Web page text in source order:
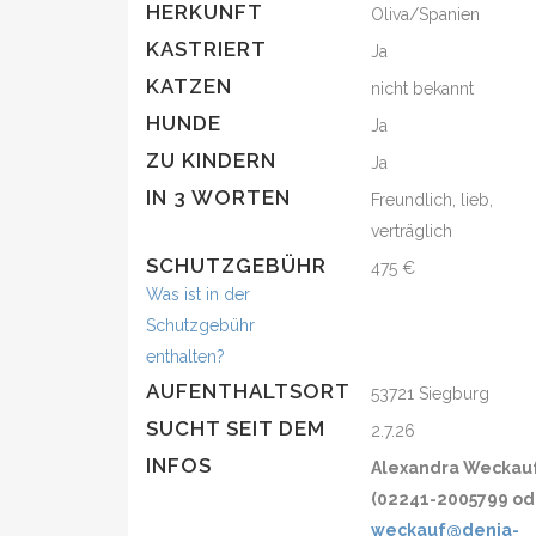
HERKUNFT Oliva/Spanien
KASTRIERT Ja
KATZEN nicht bekannt
HUNDE Ja
ZU KINDERN Ja
IN 3 WORTEN
Freundlich, lieb,
verträglich
SCHUTZGEBÜHR
Was ist in der
Schutzgebühr
enthalten?
475 €
AUFENTHALTSORT 53721 Siegburg
SUCHT SEIT DEM 2.7.26
INFOS
Alexandra
(02241-2005799
weckauf@denia-